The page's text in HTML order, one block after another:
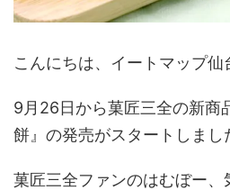
こんにちは、イートマップ仙
9月26日から菓匠三全の新商
餅』の発売がスタートしまし
菓匠三全ファンのはむぼー